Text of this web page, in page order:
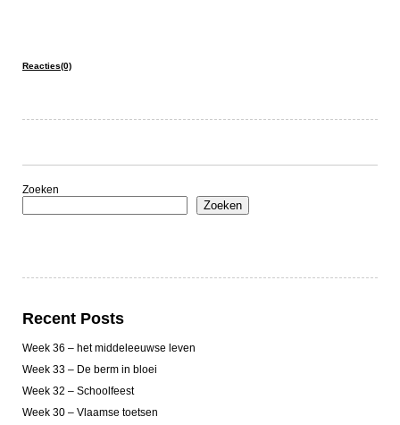
Reacties(0)
Zoeken
Zoeken
Recent Posts
Week 36 – het middeleeuwse leven
Week 33 – De berm in bloei
Week 32 – Schoolfeest
Week 30 – Vlaamse toetsen